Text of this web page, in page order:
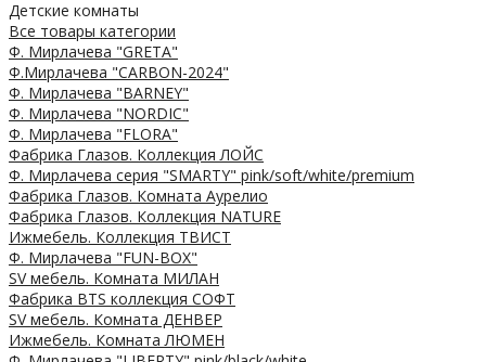
Детские комнаты
Все товары категории
Ф. Мирлачева "GRETA"
Ф.Мирлачева "CARBON-2024"
Ф. Мирлачева "BARNEY"
Ф. Мирлачева "NORDIC"
Ф. Мирлачева "FLORA"
Фабрика Глазов. Коллекция ЛОЙС
Ф. Мирлачева серия "SMARTY" pink/soft/white/premium
Фабрика Глазов. Комната Аурелио
Фабрика Глазов. Коллекция NATURE
Ижмебель. Коллекция ТВИСТ
Ф. Мирлачева "FUN-BOX"
SV мебель. Комната МИЛАН
Фабрика BTS коллекция СОФТ
SV мебель. Комната ДЕНВЕР
Ижмебель. Комната ЛЮМЕН